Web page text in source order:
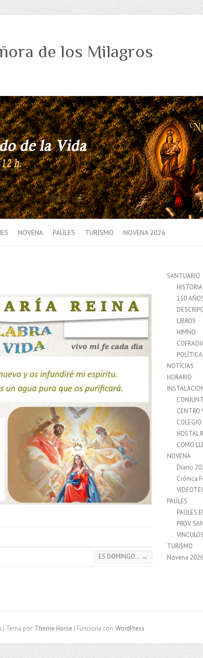
de los Milagros
NOVENA PAÚLES TURÍSMO NOVENA 2026
ES DOMINGO… →
SANTUARIO
HISTORIA
150
LIBROS
HIMNO
NOTÍCIAS
HORARIO
CENTRO
COLEGIO
HOSTAL
COMO
NOVENA
Díario
Crónica
PAÚLES
PAÚLES
PROV.
VINCULOS
TURÍSMO
Novena 2026
| Tema por: Theme Horse | Funciona con:WordPress